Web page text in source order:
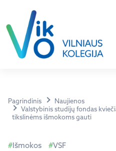
Pagrindinis
Naujienos
Valstybinis studijų fondas
tikslinėms išmokoms gauti
Išmokos VSF